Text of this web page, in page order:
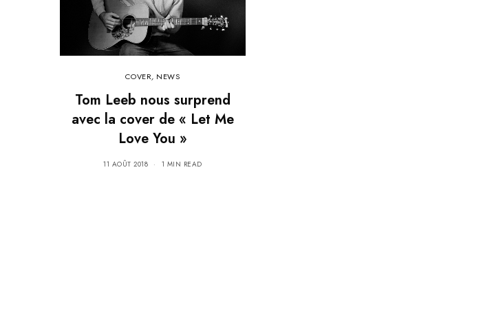
COVER, NEWS
Tom Leeb nous surprend
avec la cover de « Let Me
Love You »
11 AOÛT 2018 1 MIN READ